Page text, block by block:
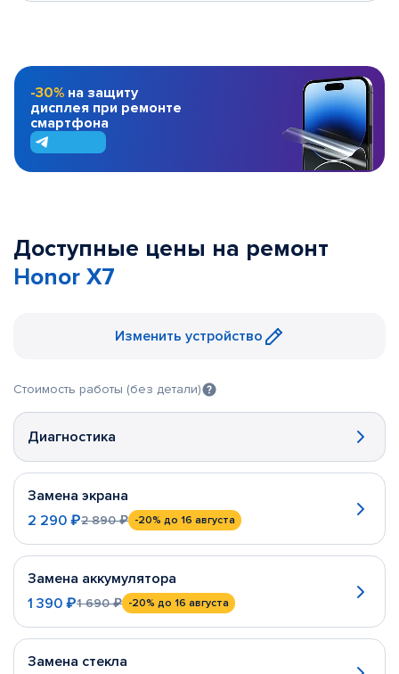
-30% на защиту
дисплея при ремонте
смартфона
Доступные цены на ремонт
Honor X7
Изменить устройство
Стоимость работы (без детали)
Диагностика
Замена экрана
2 290 ₽2 890 ₽ -20% до 16 августа
Замена аккумулятора
1 390 ₽1 690 ₽ -20% до 16 августа
Замена стекла